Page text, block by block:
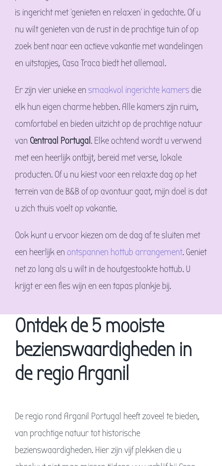
is ingericht met ‘genieten en relaxen’ in gedachte. Of u
nu wilt genieten van de rust in de prachtige tuin of op
zoek bent naar een actieve vakantie met wandelingen
en uitstapjes, Casa Traca biedt het allemaal.
Er zijn vier unieke en smaakvol ingerichte kamersdie
elk hun eigen charme hebben. Alle kamers zijn ruim,
comfortabel en bieden uitzicht op de prachtige natuur
van Centraal Portugal . Elke ochtend wordt u verwend
met een heerlijk ontbijt, bereid met verse, lokale
producten. Of u nu kiest voor een relaxte dag op het
terrein van de B&B of op avontuur gaat, mijn doel is dat
u zich thuis voelt op vakantie.
Ook kunt u ervoor kiezen om de dag af te sluiten met
een heerlijk en ontspannen hottub arrangement. Geniet
net zo lang als u wilt in de houtgestookte hottub. U
krijgt er een fles wijn en een tapas plankje bij.
Ontdek de 5 mooiste
bezienswaardigheden in
de regio Arganil
De regio rond Arganil Portugal heeft zoveel te bieden,
van prachtige natuur tot historische
bezienswaardigheden. Hier zijn vijf plekken die u